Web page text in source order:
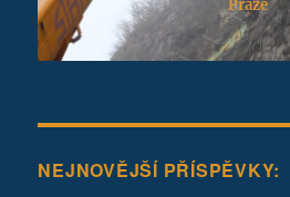
Praze
NEJNOVĚJŠÍ PŘÍSPĚVKY: